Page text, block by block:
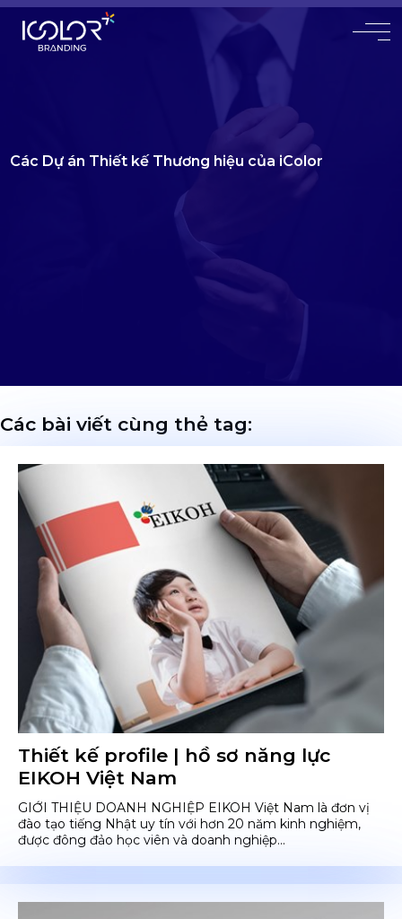
#
Các Dự án Thiết kế Thương hiệu của iColor
Đã có 9000+ khách hàng tin tưởng sử dụng dịch vụ
Các bài viết cùng thẻ tag:
Thiết kế profile | hồ sơ năng lực
EIKOH Việt Nam
GIỚI THIỆU DOANH NGHIỆP EIKOH Việt Nam là đơn vị
đào tạo tiếng Nhật uy tín với hơn 20 năm kinh nghiệm,
được đông đảo học viên và doanh nghiệp...